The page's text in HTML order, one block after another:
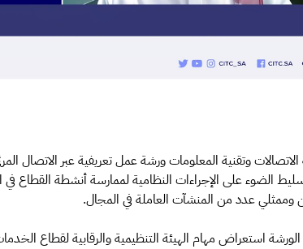
وتقنية المعلومات ورشة عمل تعريفية عبر الاتصال
الضوء على الإجراءات النظامية لممارسة أنشطة القطاع
وممثلي عدد من المنشآت العاملة في المجال.
استعراض مهام الهيئة التنظيمية والرقابية لقطاع